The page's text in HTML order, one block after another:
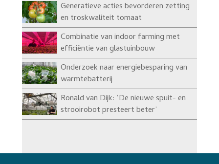
Generatieve acties bevorderen zetting
en troskwaliteit tomaat
Combinatie van indoor farming met
efficiëntie van glastuinbouw
Onderzoek naar energiebesparing van
warmtebatterij
Ronald van Dijk: ‘De nieuwe spuit- en
strooirobot presteert beter’